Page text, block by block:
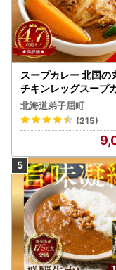
スープカレー 北国の
チキンレッグスープ
4個 3739
北海道弟子屈町
(215)